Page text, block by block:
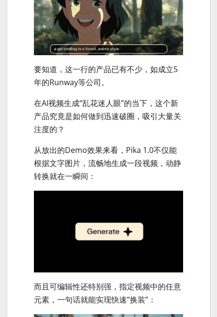
要知道，这一行的产品已有不少，如成立5
年的Runway等公司。
在AI视频生成“乱花迷人眼”的当下，这个新
产品究竟是如何做到迅速破圈，吸引大量关
注度的？
从放出的Demo效果来看，Pika 1.0不仅能
根据文字图片，流畅地生成一段视频，动静
转换就在一瞬间：
而且可编辑性还特别强，指定视频中的任意
元素，一句话就能实现快速“换装”：